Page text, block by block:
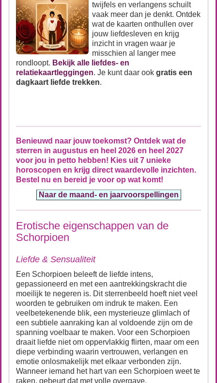
twijfels en verlangens schuilt
vaak meer dan je denkt. Ontdek
wat de kaarten onthullen over
jouw liefdesleven en krijg
inzicht in vragen waar je
misschien al langer mee
rondloopt. Bekijk alle liefdes- en
relatiekaartleggingen. Je kunt daar ook gratis een
dagkaart liefde trekken.
Benieuwd naar jouw toekomst? Ontdek wat de
sterren in augustus en heel 2026 en heel 2027
voor jou in petto hebben! Kies uit 7 unieke
horoscopen en krijg direct waardevolle inzichten.
Bestel nu en bereid je voor op wat komt!
Naar de maand- en jaarvoorspellingen
Erotische eigenschappen van de
Schorpioen
Liefde & Sensualiteit
Een Schorpioen beleeft de liefde intens,
gepassioneerd en met een aantrekkingskracht die
moeilijk te negeren is. Dit sterrenbeeld hoeft niet veel
woorden te gebruiken om indruk te maken. Een
veelbetekenende blik, een mysterieuze glimlach of
een subtiele aanraking kan al voldoende zijn om de
spanning voelbaar te maken. Voor een Schorpioen
draait liefde niet om oppervlakkig flirten, maar om een
diepe verbinding waarin vertrouwen, verlangen en
emotie onlosmakelijk met elkaar verbonden zijn.
Wanneer iemand het hart van een Schorpioen weet te
raken, gebeurt dat met volle overgave.